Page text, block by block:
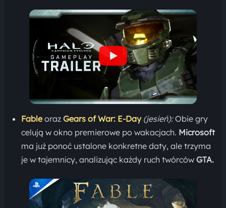
Fable oraz Gears of War: E-Day (jesień):Obie gry
celują w okno premierowe po wakacjach. Microsoft
ma już ponoć ustalone konkretne daty, ale trzyma
je w tajemnicy, analizując każdy ruch twórców GTA.